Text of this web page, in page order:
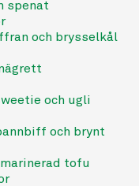
spenat
och brysselkål
och ugli
och brynt
tofu